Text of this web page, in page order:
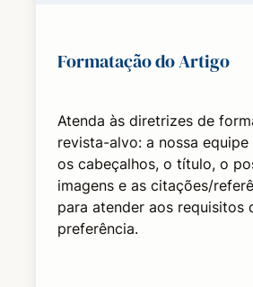
Formatação do Artigo
Atenda às diretrizes de
revista-alvo: a nossa
os cabeçalhos, o título, o
imagens e as citações/
para atender aos requisitos
preferência.